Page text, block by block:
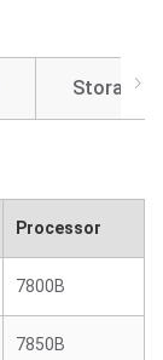
Storage
Processor
7800B
7850B